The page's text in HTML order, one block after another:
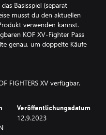
Basisspiel (separat
musst du den aktuellen
verwenden kannst.
KOF XV-Fighter Pass
genau, um doppelte Käufe
FIGHTERS XV verfügbar.
Veröffentlichungsdatum
12.9.2023